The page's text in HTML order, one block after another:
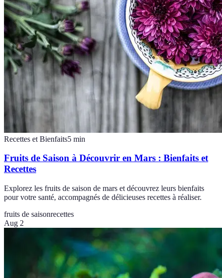
Recettes et Bienfaits5 min
Fruits de Saison à Découvrir en Mars : Bienfaits et
Recettes
Explorez les fruits de saison de mars et découvrez leurs bienfaits
pour votre santé, accompagnés de délicieuses recettes à réaliser.
fruits de saisonrecettes
Aug 2